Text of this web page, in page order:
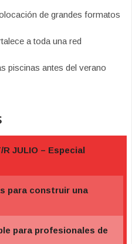
de grandes formatos
a toda una red
piscinas antes del verano